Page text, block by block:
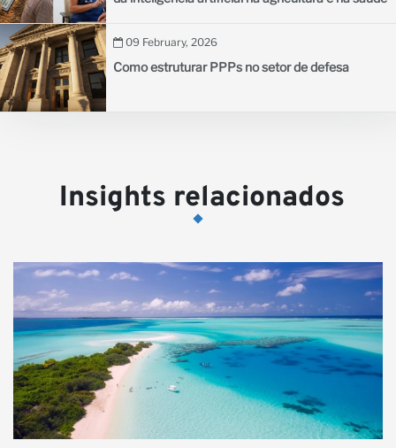
09 February, 2026
Como estruturar PPPs no setor de defesa
Insights relacionados